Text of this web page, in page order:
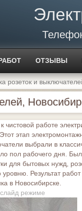
ОТЗЫВЫ
розеток и
работе
этап
выбрали в
пол рабочего дня.
для бытовых нужд,
Результат
в Новосибирске.
режиме